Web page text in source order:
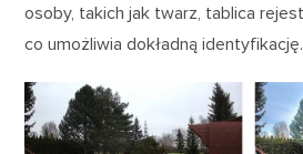
osoby, takich jak twarz, tablica
co umożliwia dokładną identyfikację.